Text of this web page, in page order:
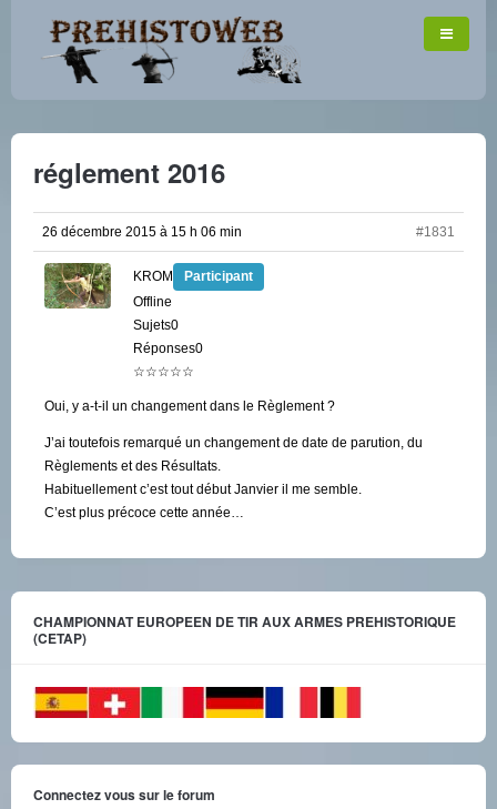
réglement 2016
26 décembre 2015 à 15 h 06 min #1831
KROM
Participant
Offline
Sujets0
Réponses0
☆☆☆☆☆
Oui, y a-t-il un changement dans le Règlement ?
J’ai toutefois remarqué un changement de date de parution, du
Règlements et des Résultats.
Habituellement c’est tout début Janvier il me semble.
C’est plus précoce cette année…
CHAMPIONNAT EUROPEEN DE TIR AUX ARMES PREHISTORIQUE
(CETAP)
Connectez vous sur le forum